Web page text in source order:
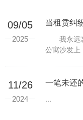
09/05
2025
我永远忘
公寓沙发上
面，...
11/26
2024
一笔未还
...